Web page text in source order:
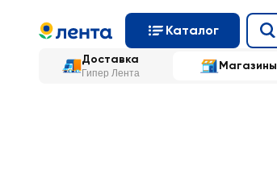
Каталог
Доставка
Гипер Лента
Магазины